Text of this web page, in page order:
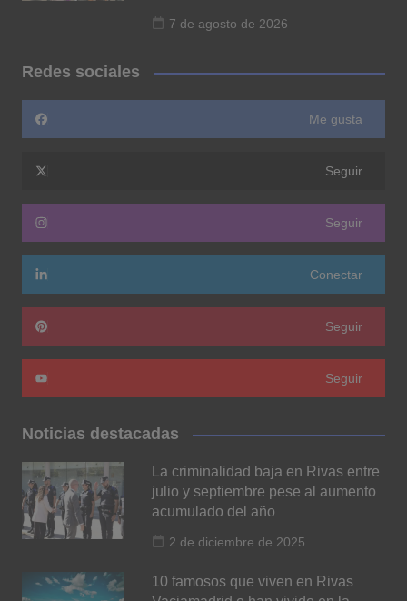
7 de agosto de 2026
Redes sociales
Me gusta
Seguir
Seguir
Conectar
Seguir
Seguir
Noticias destacadas
La criminalidad baja en Rivas entre
julio y septiembre pese al aumento
acumulado del año
2 de diciembre de 2025
10 famosos que viven en Rivas